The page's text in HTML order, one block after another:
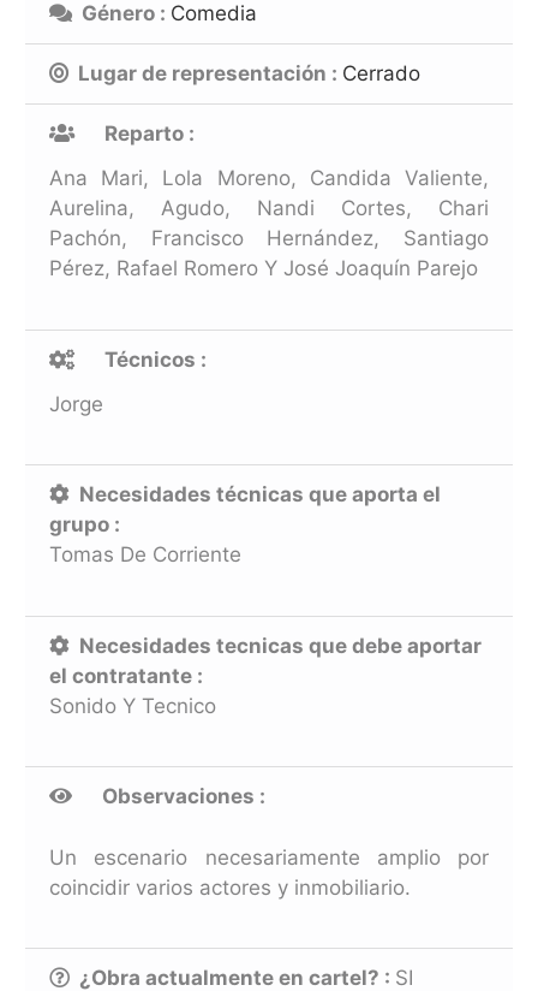
Género : Comedia
Lugar de representación : Cerrado
Reparto :
Ana Mari, Lola Moreno, Candida Valiente,
Aurelina, Agudo, Nandi Cortes, Chari
Pachón, Francisco Hernández, Santiago
Pérez, Rafael Romero Y José Joaquín Parejo
Técnicos :
Jorge
Necesidades técnicas que aporta el
grupo :
Tomas De Corriente
Necesidades tecnicas que debe aportar
el contratante :
Sonido Y Tecnico
Observaciones :
Un escenario necesariamente amplio por
coincidir varios actores y inmobiliario.
¿Obra actualmente en cartel? : SI